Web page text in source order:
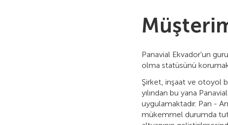
Panavial Ekvador'un
olma statüsünü
Şirket, inşaat ve otoyol
yılından bu yana
uygulamaktadır. Pan -
mükemmel durumda